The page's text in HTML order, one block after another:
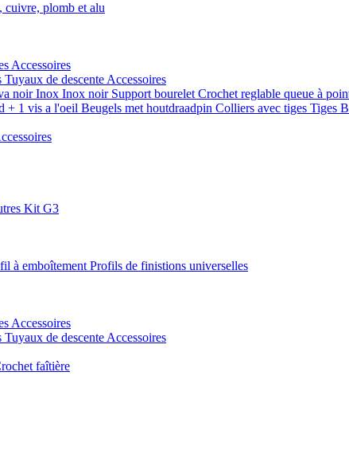
cuivre, plomb et alu
Accessoires
Tuyaux de descente Accessoires
noirInox Inox noir Support bourelet Crochet reglable queue à
+ 1 vis a l'oeil Beugels met houtdraadpin Colliers avec tiges Tiges
Kit G3
à emboîtement Profils de finistions universelles
Accessoires
Tuyaux de descente Accessoires
faîtière